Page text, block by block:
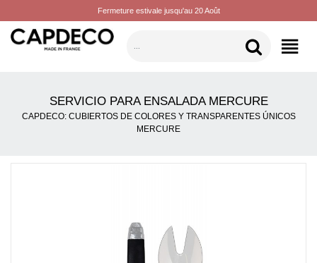
Fermeture estivale jusqu'au 20 Août
CATEGORÍAS
SERVICIO PARA ENSALADA MERCURE
CAPDECO: CUBIERTOS DE COLORES Y TRANSPARENTES ÚNICOS
MERCURE